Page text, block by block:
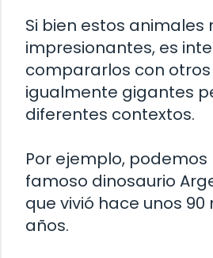
Si bien estos animales
impresionantes, es
compararlos con otros
igualmente gigantes
diferentes contextos.
Por ejemplo,
famoso dinosaurio
que vivió hace unos 90
años.